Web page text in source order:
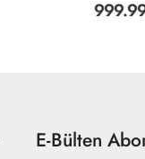
999.99 TL
E-Bülten